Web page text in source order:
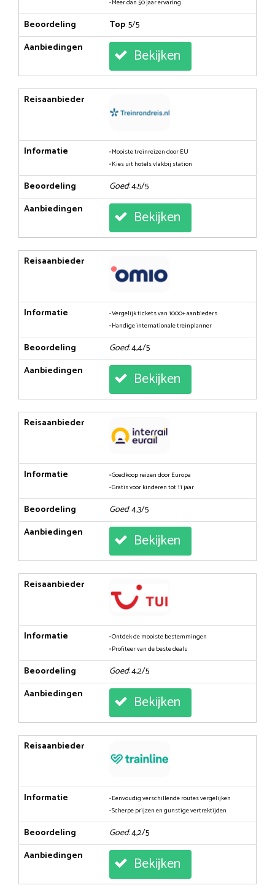
• Meer dan 50 jaar ervaring
Beoordeling Top: 5/5
Aanbiedingen
Bekijken
Reisaanbieder
Informatie
• Mooiste treinreizen door EU
• Kies uit hotels vlakbij station
Beoordeling Goed: 4,5/5
Aanbiedingen
Bekijken
Reisaanbieder
Informatie
• Vergelijk tickets van 1000+ aanbieders
• Handige internationale treinplanner
Beoordeling Goed: 4,4/5
Aanbiedingen
Bekijken
Reisaanbieder
Informatie
• Goedkoop reizen door Europa
• Gratis voor kinderen tot 11 jaar
Beoordeling Goed: 4,3/5
Aanbiedingen
Bekijken
Reisaanbieder
Informatie
• Ontdek de mooiste bestemmingen
• Profiteer van de beste deals
Beoordeling Goed: 4,2/5
Aanbiedingen
Bekijken
Reisaanbieder
Informatie
• Eenvoudig verschillende routes vergelijken
• Scherpe prijzen en gunstige vertrektijden
Beoordeling Goed: 4,2/5
Aanbiedingen
Bekijken